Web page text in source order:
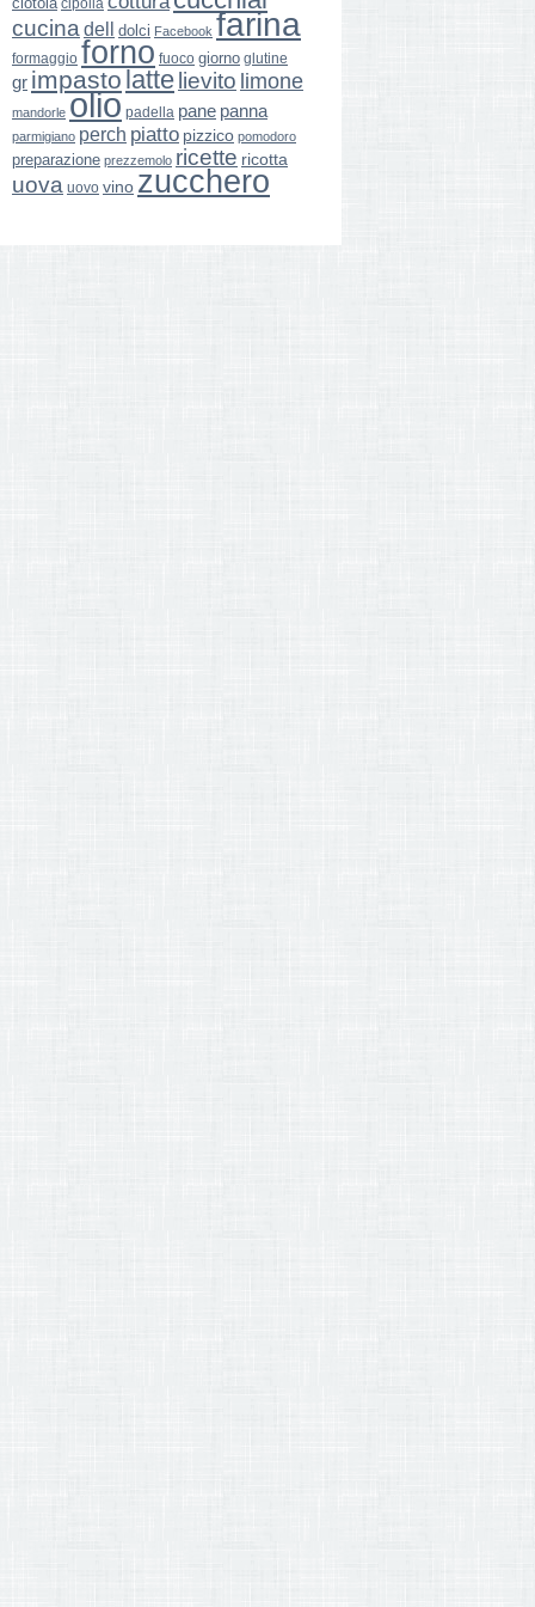
ciotola cipolla
cucina dell dolci Facebook farina
formaggio forno fuoco giorno glutine
gr impasto latte lievito limone
mandorle olio padella pane panna
parmigiano perch piatto pizzico pomodoro
preparazione prezzemolo ricette ricotta
uova uovo vino zucchero